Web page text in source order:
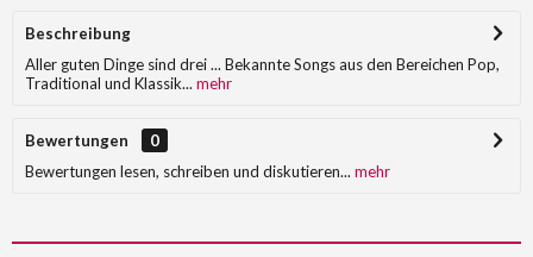
Beschreibung
Aller guten Dinge sind drei ... Bekannte Songs aus den Bereichen Pop,
Traditional und Klassik... mehr
Bewertungen
0
Bewertungen lesen, schreiben und diskutieren... mehr